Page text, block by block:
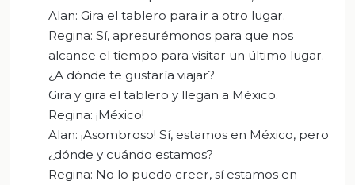
Alan: Gira el tablero para ir a otro lugar.
Regina: Sí, apresurémonos para que nos
alcance el tiempo para visitar un último lugar.
¿A dónde te gustaría viajar?
Gira y gira el tablero y llegan a México.
Regina: ¡México!
Alan: ¡Asombroso! Sí, estamos en México, pero
¿dónde y cuándo estamos?
Regina: No lo puedo creer, sí estamos en